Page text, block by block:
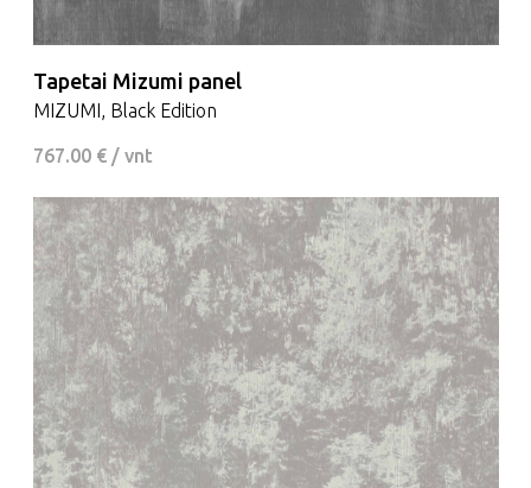
Tapetai Mizumi panel
MIZUMI, Black Edition
767.00 € / vnt